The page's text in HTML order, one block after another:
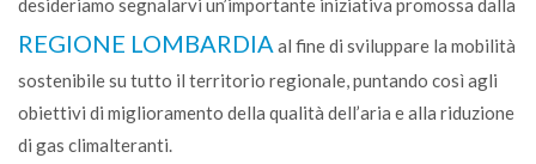
desideriamo segnalarvi un’importante iniziativa promossa dalla
REGIONE LOMBARDIA al fine di sviluppare la mobilità
sostenibile su tutto il territorio regionale, puntando così agli
obiettivi di miglioramento della qualità dell’aria e alla riduzione
di gas climalteranti.